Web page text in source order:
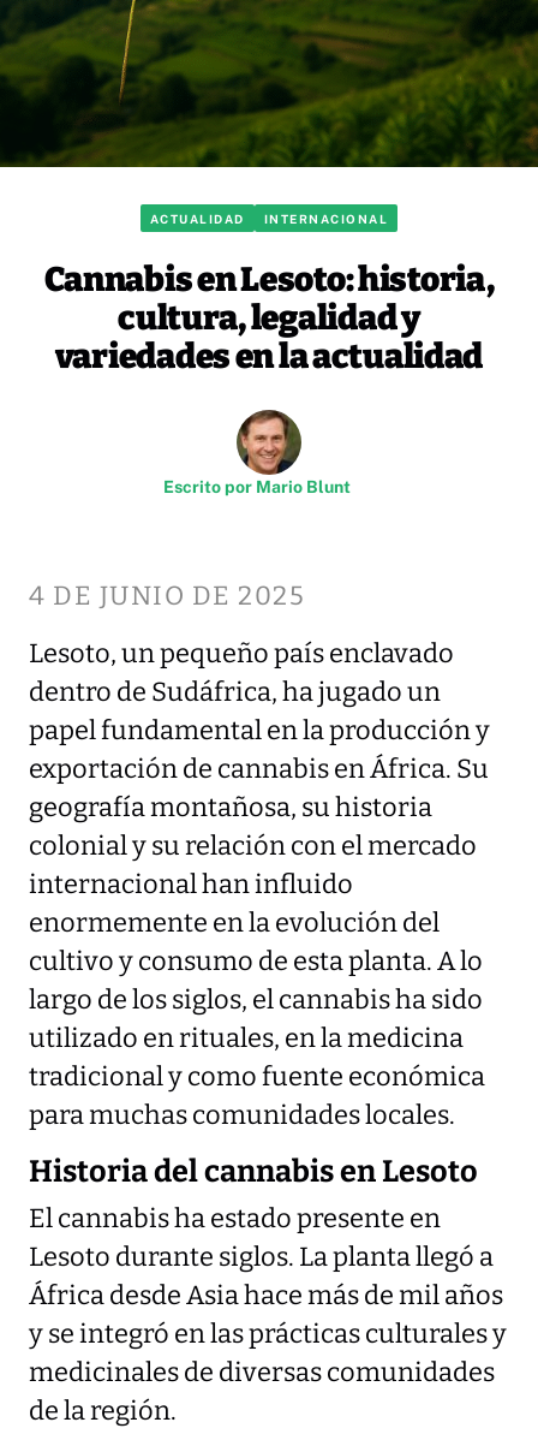
ACTUALIDAD INTERNACIONAL
Cannabis en Lesoto: historia,
cultura, legalidad y
variedades en la actualidad
Escrito por Mario Blunt
4 DE JUNIO DE 2025
Lesoto, un pequeño país enclavado
dentro de Sudáfrica, ha jugado un
papel fundamental en la producción y
exportación de cannabis en África. Su
geografía montañosa, su historia
colonial y su relación con el mercado
internacional han influido
enormemente en la evolución del
cultivo y consumo de esta planta. A lo
largo de los siglos, el cannabis ha sido
utilizado en rituales, en la medicina
tradicional y como fuente económica
para muchas comunidades locales.
Historia del cannabis en Lesoto
El cannabis ha estado presente en
Lesoto durante siglos. La planta llegó a
África desde Asia hace más de mil años
y se integró en las prácticas culturales y
medicinales de diversas comunidades
de la región.